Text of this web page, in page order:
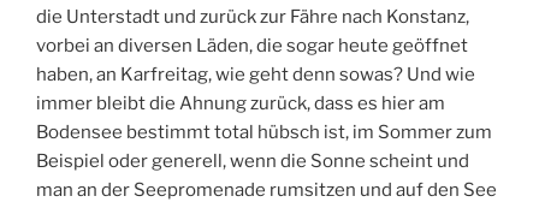
die Unterstadt und zurück zur Fähre nach Konstanz,
vorbei an diversen Läden, die sogar heute geöffnet
haben, an Karfreitag, wie geht denn sowas? Und wie
immer bleibt die Ahnung zurück, dass es hier am
Bodensee bestimmt total hübsch ist, im Sommer zum
Beispiel oder generell, wenn die Sonne scheint und
man an der Seepromenade rumsitzen und auf den See